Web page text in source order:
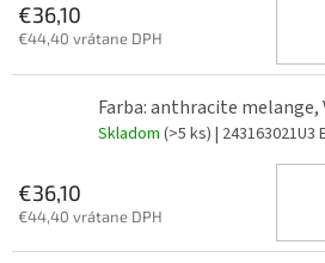
€36,10
€44,40 vrátane DPH
Farba: anthracite melange,
Skladom (>5 ks) | 243163021U3
€36,10
€44,40 vrátane DPH